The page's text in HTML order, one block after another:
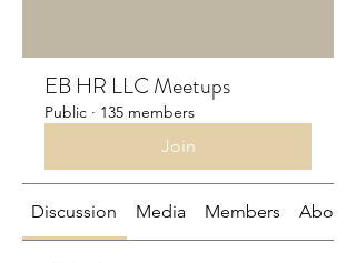
EB HR LLC Meetups
Public · 135 members
Join
Discussion Media Members About